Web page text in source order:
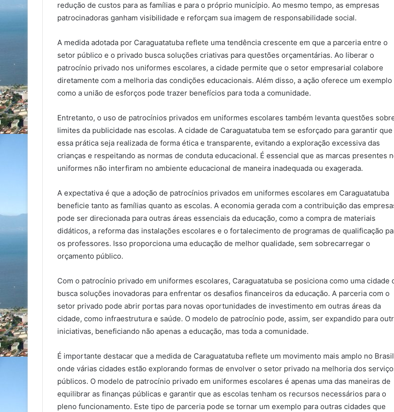
redução de custos para as famílias e para o próprio município. Ao mesmo tempo, as empresas
patrocinadoras ganham visibilidade e reforçam sua imagem de responsabilidade social.
A medida adotada por Caraguatatuba reflete uma tendência crescente em que a parceria entre o
setor público e o privado busca soluções criativas para questões orçamentárias. Ao liberar o
patrocínio privado nos uniformes escolares, a cidade permite que o setor empresarial colabore
diretamente com a melhoria das condições educacionais. Além disso, a ação oferece um exemplo
como a união de esforços pode trazer benefícios para toda a comunidade.
Entretanto, o uso de patrocínios privados em uniformes escolares também levanta questões
limites da publicidade nas escolas. A cidade de Caraguatatuba tem se esforçado para garantir que
essa prática seja realizada de forma ética e transparente, evitando a exploração excessiva das
crianças e respeitando as normas de conduta educacional. É essencial que as marcas presentes
uniformes não interfiram no ambiente educacional de maneira inadequada ou exagerada.
A expectativa é que a adoção de patrocínios privados em uniformes escolares em Caraguatatuba
beneficie tanto as famílias quanto as escolas. A economia gerada com a contribuição das
pode ser direcionada para outras áreas essenciais da educação, como a compra de materiais
didáticos, a reforma das instalações escolares e o fortalecimento de programas de qualificação
os professores. Isso proporciona uma educação de melhor qualidade, sem sobrecarregar o
orçamento público.
Com o patrocínio privado em uniformes escolares, Caraguatatuba se posiciona como uma cidade
busca soluções inovadoras para enfrentar os desafios financeiros da educação. A parceria com o
setor privado pode abrir portas para novas oportunidades de investimento em outras áreas da
cidade, como infraestrutura e saúde. O modelo de patrocínio pode, assim, ser expandido para
iniciativas, beneficiando não apenas a educação, mas toda a comunidade.
É importante destacar que a medida de Caraguatatuba reflete um movimento mais amplo no
onde várias cidades estão explorando formas de envolver o setor privado na melhoria dos
públicos. O modelo de patrocínio privado em uniformes escolares é apenas uma das maneiras de
equilibrar as finanças públicas e garantir que as escolas tenham os recursos necessários para o
pleno funcionamento. Este tipo de parceria pode se tornar um exemplo para outras cidades que